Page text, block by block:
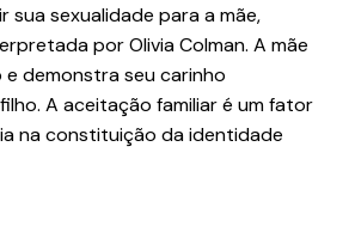
sua sexualidade para a mãe,
por Olivia Colman. A mãe
demonstra seu carinho
A aceitação familiar é um fator
na constituição da identidade